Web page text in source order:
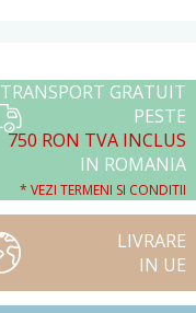
TRANSPORT GRATUIT
PESTE
750 RON TVA INCLUS
IN ROMANIA
* VEZI TERMENI SI CONDITII
LIVRARE
IN UE